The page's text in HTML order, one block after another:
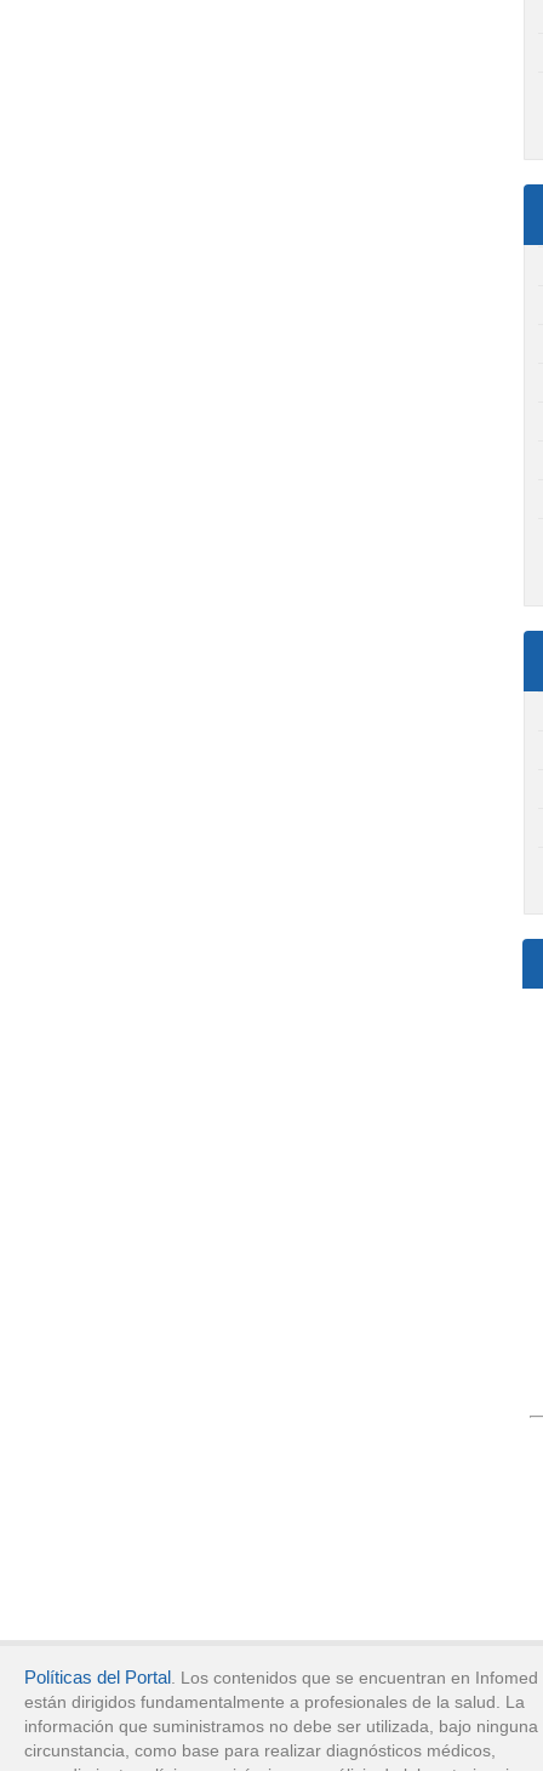
Políticas del Portal. Los contenidos que se encuentran en Infomed
están dirigidos fundamentalmente a profesionales de la salud. La
información que suministramos no debe ser utilizada, bajo ninguna
circunstancia, como base para realizar diagnósticos médicos,